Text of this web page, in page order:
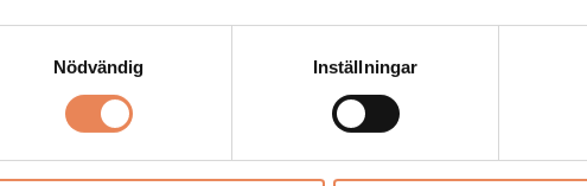
Nödvändig
Inställningar
Kock